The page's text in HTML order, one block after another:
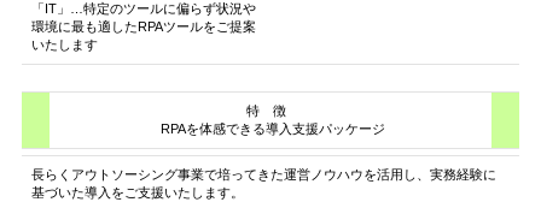
「IT」…特定のツールに偏らず状況や
環境に最も適したRPAツールをご提案
いたします
特 徴
RPAを体感できる導入支援パッケージ
長らくアウトソーシング事業で培ってきた運営ノウハウを活用し、実務経験に
基づいた導入をご支援いたします。